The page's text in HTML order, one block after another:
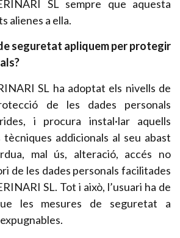
SL sempre que aquesta
alienes a ella.
seguretat apliquem per protegir
SL ha adoptat els nivells de
de les dades personals
i procura instal·lar aquells
addicionals al seu abast
mal ús, alteració, accés no
de les dades personals facilitades
SL. Tot i això, l’usuari ha de
les mesures de seguretat a